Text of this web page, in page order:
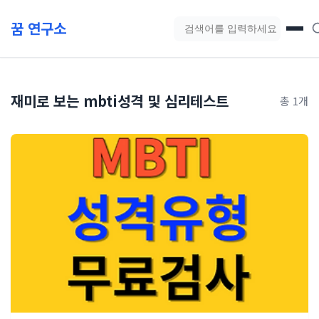
꿈 연구소 블로그 검색
재미로 보는 mbti성격 및 심리테스트 총 1개